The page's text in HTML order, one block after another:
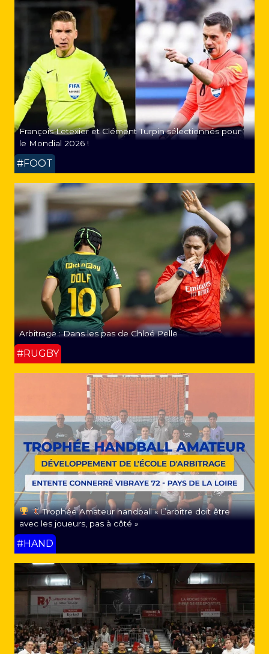
François Letexier et Clément Turpin sélectionnés pour
le Mondial 2026 !
#FOOT
Arbitrage : Dans les pas de Chloé Pelle
#RUGBY
Trophée Amateur handball « L’arbitre doit être
avec les joueurs, pas à côté »
#HAND